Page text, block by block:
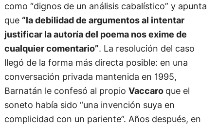
como “dignos de un análisis cabalístico” y apunta
que “la debilidad de argumentos al intentar
justificar la autoría del poema nos exime de
cualquier comentario”. La resolución del caso
llegó de la forma más directa posible: en una
conversación privada mantenida en 1995,
Barnatán le confesó al propio Vaccaro que el
soneto había sido “una invención suya en
complicidad con un pariente”. Años después, en